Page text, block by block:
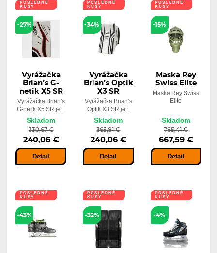
POSLEDNÉ
KUSY
-27%
Vyrážačka
Brian’s G-
netik X5 SR
Vyrážačka Brian’s
G-netik X5 SR je...
Skladom
330,67 €
240,06 €
Detail
POSLEDNÉ
KUSY
-34%
Vyrážačka
Brian’s Optik
X3 SR
Vyrážačka Brian’s
Optik X3 SR je...
Skladom
365,81 €
240,06 €
Detail
POSLEDNÉ
KUSY
-15%
Maska Rey
Swiss Elite
Maska Rey Swiss
Elite
Skladom
785,41 €
667,59 €
Detail
POSLEDNÉ
KUSY
-43%
POSLEDNÉ
KUSY
-32%
POSLEDNÉ
KUSY
-4%